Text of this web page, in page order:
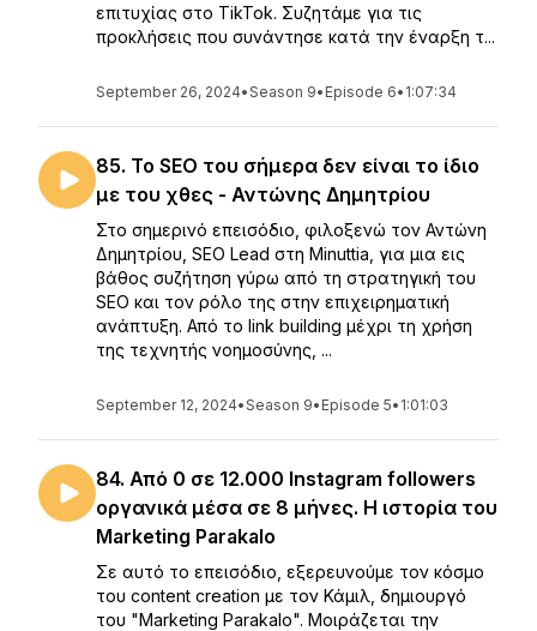
επιτυχίας στο TikTok. Συζητάμε για τις
προκλήσεις που συνάντησε κατά την έναρξη τ...
September 26, 2024•Season 9• Episode 6• 1:07:34
85. Το SEO του σήμερα δεν είναι το ίδιο
με του χθες - Αντώνης Δημητρίου
Στο σημερινό επεισόδιο, φιλοξενώ τον Αντώνη
Δημητρίου, SEO Lead στη Minuttia, για μια εις
βάθος συζήτηση γύρω από τη στρατηγική του
SEO και τον ρόλο της στην επιχειρηματική
ανάπτυξη. Από το link building μέχρι τη χρήση
της τεχνητής νοημοσύνης, ...
September 12, 2024•Season 9• Episode 5• 1:01:03
84. Από 0 σε 12.000 Instagram followers
οργανικά μέσα σε 8 μήνες. Η ιστορία του
Marketing Parakalo
Σε αυτό το επεισόδιο, εξερευνούμε τον κόσμο
του content creation με τον Κάμιλ, δημιουργό
του "Marketing Parakalo". Μοιράζεται την